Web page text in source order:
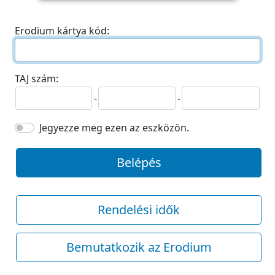
Erodium kártya kód:
TAJ szám:
-
-
Jegyezze meg ezen az eszközön.
Belépés
Rendelési idők
Bemutatkozik az Erodium